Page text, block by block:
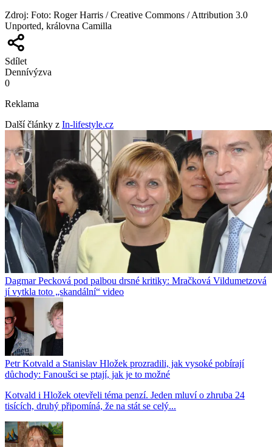
Zdroj: Foto: Roger Harris / Creative Commons / Attribution 3.0
Unported, královna Camilla
Sdílet
Dennívýzva
0
Reklama
Další články z In-lifestyle.cz
Dagmar Pecková pod palbou drsné kritiky: Mračková Vildumetzová
jí vytkla toto „skandální“ video
Petr Kotvald a Stanislav Hložek prozradili, jak vysoké pobírají
důchody: Fanoušci se ptají, jak je to možné
Kotvald i Hložek otevřeli téma penzí. Jeden mluví o zhruba 24
tisících, druhý připomíná, že na stát se celý...